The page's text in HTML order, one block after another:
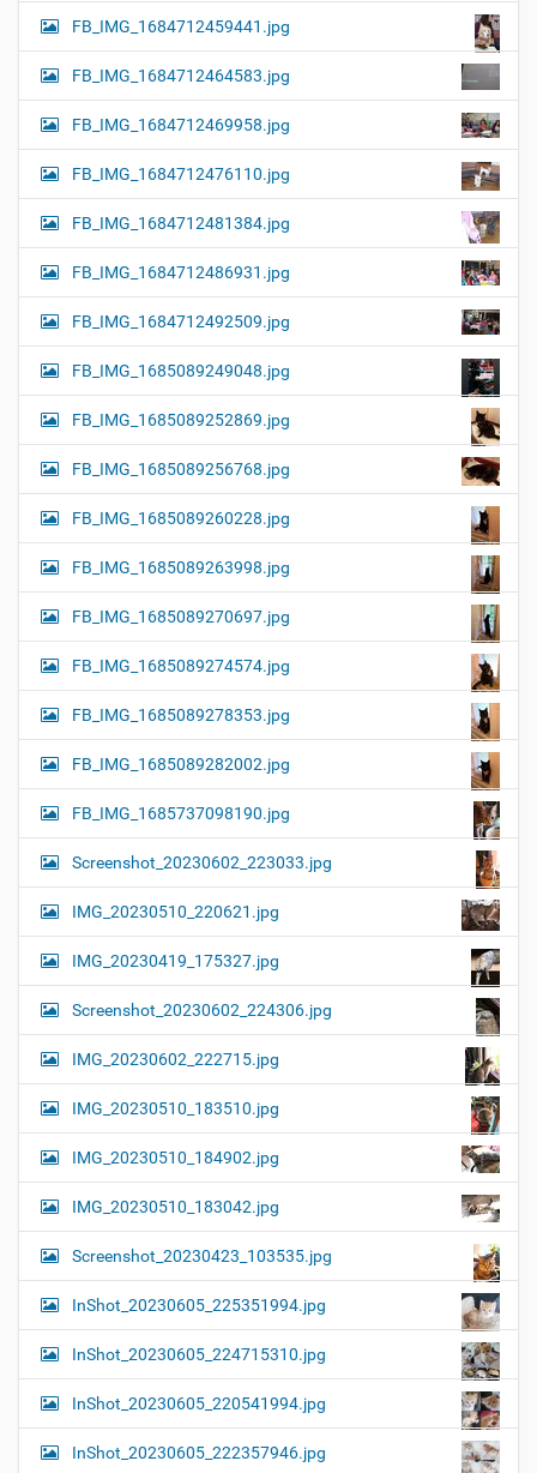
FB_IMG_1684712459441.jpg
FB_IMG_1684712464583.jpg
FB_IMG_1684712469958.jpg
FB_IMG_1684712476110.jpg
FB_IMG_1684712481384.jpg
FB_IMG_1684712486931.jpg
FB_IMG_1684712492509.jpg
FB_IMG_1685089249048.jpg
FB_IMG_1685089252869.jpg
FB_IMG_1685089256768.jpg
FB_IMG_1685089260228.jpg
FB_IMG_1685089263998.jpg
FB_IMG_1685089270697.jpg
FB_IMG_1685089274574.jpg
FB_IMG_1685089278353.jpg
FB_IMG_1685089282002.jpg
FB_IMG_1685737098190.jpg
Screenshot_20230602_223033.jpg
IMG_20230510_220621.jpg
IMG_20230419_175327.jpg
Screenshot_20230602_224306.jpg
IMG_20230602_222715.jpg
IMG_20230510_183510.jpg
IMG_20230510_184902.jpg
IMG_20230510_183042.jpg
Screenshot_20230423_103535.jpg
InShot_20230605_225351994.jpg
InShot_20230605_224715310.jpg
InShot_20230605_220541994.jpg
InShot_20230605_222357946.jpg